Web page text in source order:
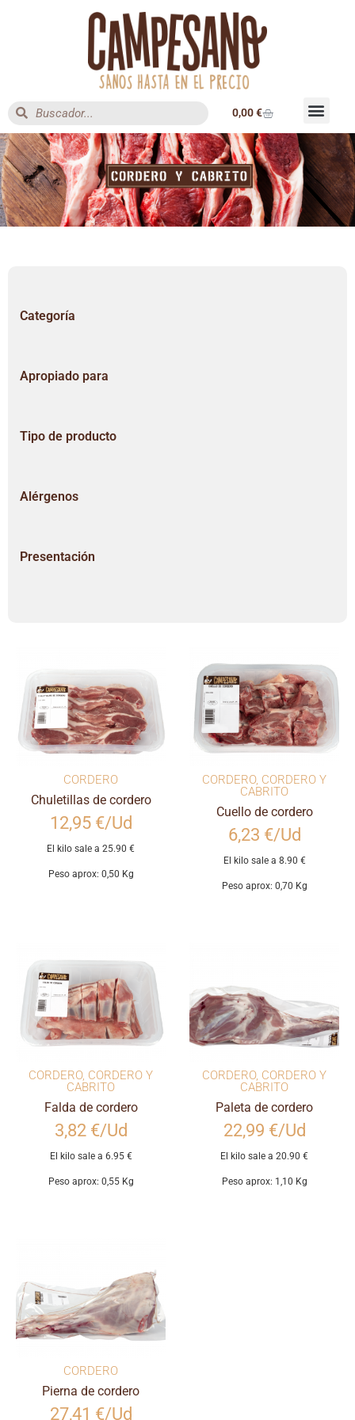
0,00€
Categoría
Apropiado para
Tipo de producto
Alérgenos
Presentación
CORDERO
Chuletillas de cordero
12,95 €/Ud
El kilo sale a 25.90 €
Peso aprox: 0,50 Kg
CORDERO, CORDERO Y
CABRITO
Cuello de cordero
6,23 €/Ud
El kilo sale a 8.90 €
Peso aprox: 0,70 Kg
CORDERO, CORDERO Y
CABRITO
Falda de cordero
3,82 €/Ud
El kilo sale a 6.95 €
Peso aprox: 0,55 Kg
CORDERO, CORDERO Y
CABRITO
Paleta de cordero
22,99 €/Ud
El kilo sale a 20.90 €
Peso aprox: 1,10 Kg
CORDERO
Pierna de cordero
27,41 €/Ud